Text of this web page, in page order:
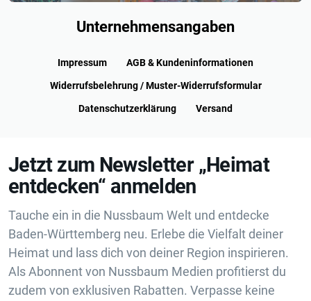
Unternehmensangaben
Impressum AGB & Kundeninformationen
Widerrufsbelehrung / Muster-Widerrufsformular
Datenschutzerklärung Versand
Jetzt zum Newsletter „Heimat
entdecken“ anmelden
Tauche ein in die Nussbaum Welt und entdecke
Baden-Württemberg neu. Erlebe die Vielfalt deiner
Heimat und lass dich von deiner Region inspirieren.
Als Abonnent von Nussbaum Medien profitierst du
zudem von exklusiven Rabatten. Verpasse keine